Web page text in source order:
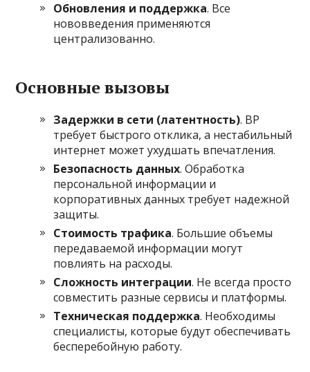
Обновления и поддержка. Все
нововведения применяются
централизованно.
Основные вызовы
Задержки в сети (латентность). ВР
требует быстрого отклика, а нестабильный
интернет может ухудшать впечатления.
Безопасность данных. Обработка
персональной информации и
корпоративных данных требует надежной
защиты.
Стоимость трафика. Большие объемы
передаваемой информации могут
повлиять на расходы.
Сложность интеграции. Не всегда просто
совместить разные сервисы и платформы.
Техническая поддержка. Необходимы
специалисты, которые будут обеспечивать
бесперебойную работу.